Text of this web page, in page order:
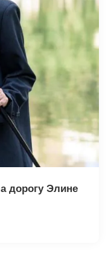
дорогу Элине